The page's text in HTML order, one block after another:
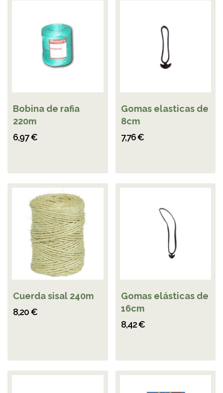
Bobina de rafia
220m
6,97 €
Gomas elasticas de
8cm
7,76 €
Cuerda sisal 240m
8,20 €
Gomas elásticas de
16cm
8,42 €